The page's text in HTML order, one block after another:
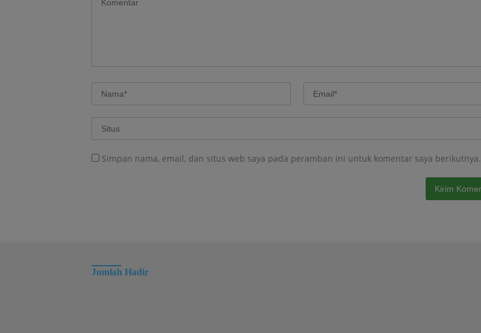
Simpan nama, email, dan situs web saya pada peramban ini untuk komentar saya berikutnya.
Jumlah Hadir